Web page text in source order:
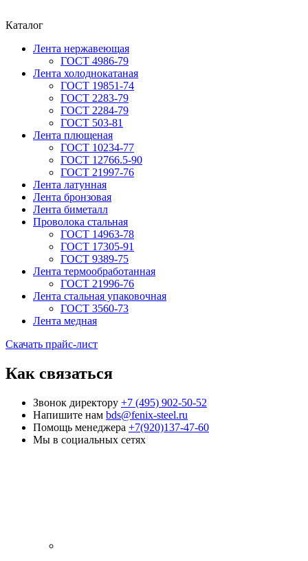
Каталог
Лента нержавеющая
ГОСТ 4986-79
Лента холоднокатаная
ГОСТ 19851-74
ГОСТ 2283-79
ГОСТ 2284-79
ГОСТ 503-81
Лента плющеная
ГОСТ 10234-77
ГОСТ 12766.5-90
ГОСТ 21997-76
Лента латунная
Лента бронзовая
Лента биметалл
Проволока стальная
ГОСТ 14963-78
ГОСТ 17305-91
ГОСТ 9389-75
Лента термообработанная
ГОСТ 21996-76
Лента стальная упаковочная
ГОСТ 3560-73
Лента медная
Скачать прайс-лист
Как связаться
Звонок директору +7 (495) 902-50-52
Напишите нам bds@fenix-steel.ru
Помощь менеджера +7(920)137-47-60
Мы в социальных сетях